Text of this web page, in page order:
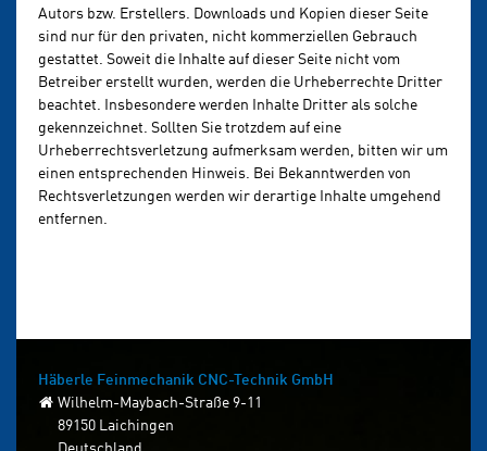
Autors bzw. Erstellers. Downloads und Kopien dieser Seite
sind nur für den privaten, nicht kommerziellen Gebrauch
gestattet. Soweit die Inhalte auf dieser Seite nicht vom
Betreiber erstellt wurden, werden die Urheberrechte Dritter
beachtet. Insbesondere werden Inhalte Dritter als solche
gekennzeichnet. Sollten Sie trotzdem auf eine
Urheberrechtsverletzung aufmerksam werden, bitten wir um
einen entsprechenden Hinweis. Bei Bekanntwerden von
Rechtsverletzungen werden wir derartige Inhalte umgehend
entfernen.
Häberle Feinmechanik CNC-Technik GmbH
Wilhelm-Maybach-Straße 9-11
89150 Laichingen
Deutschland